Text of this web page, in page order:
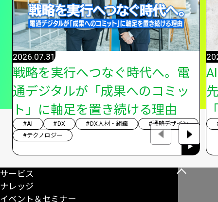
戦略を実行へつなぐ時代へ。電
通デジタルが「成果へのコミッ
ト」に軸足を置き続ける理由
2026.07.31
#AI #DX #DX人材・組織
#戦略デザイン
#テクノロジー
こ
サービス
ナレッジ
イベント＆セミナー